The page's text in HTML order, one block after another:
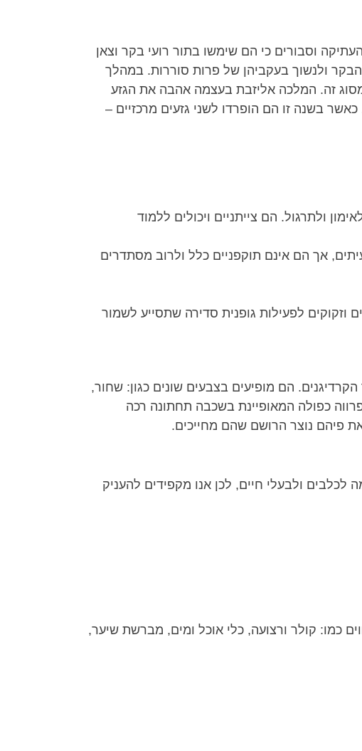
וסבורים כי הם שימשו בתור רועי בקר וצאן
ולנשוך בעקביהן של פרות סוררות. במהלך
מסוג זה. המלכה אליזבת בעצמה אהבה את הגזע
עד לשנת 1934 נחשבו הקורגים לגזע יחיד, כאשר בשנה זו הם הופרדו לשני גזעים מרכזיים –
ולתרגול. הם צייתניים ויכולים ללמוד
אך הם אינם תוקפניים כלל ולרוב מסתדרים
בריאים ובעלי תוחלת חיים של כ-12-15 שנים. הם פעילים וזקוקים לפעילות גופנית סדירה שתסייע לשמור
הם מופיעים בצבעים שונים כגון: שחור,
ק"ג והנקבות 11–13 ק"ג בממוצע. לקורגים פרווה כפולה המאופיינת בשכבה תחתונה רכה
פיהם נוצר הרושם שהם מחייכים.
לכלבים ולבעלי חיים, לכן אנו מקפידים להעניק
כמו: קולר ורצועה, כלי אוכל ומים, מברשת שיער,